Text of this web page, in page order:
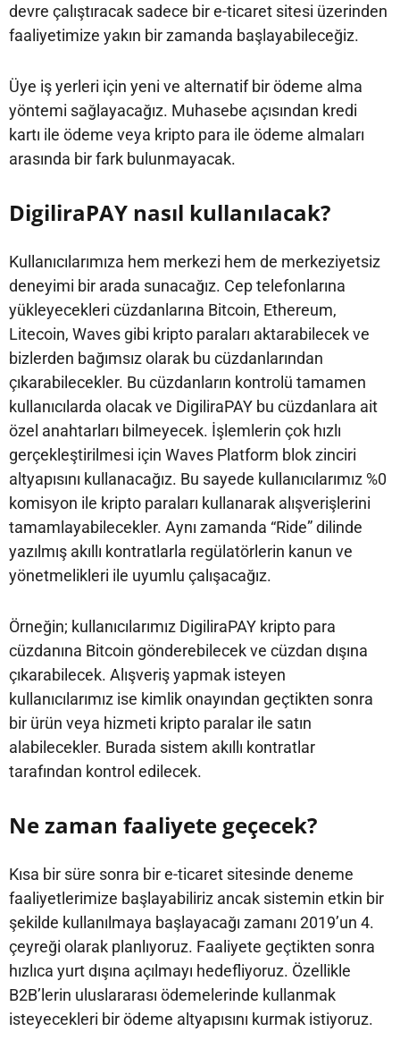
devre çalıştıracak sadece bir e-ticaret sitesi üzerinden
faaliyetimize yakın bir zamanda başlayabileceğiz.
Üye iş yerleri için yeni ve alternatif bir ödeme alma
yöntemi sağlayacağız. Muhasebe açısından kredi
kartı ile ödeme veya kripto para ile ödeme almaları
arasında bir fark bulunmayacak.
DigiliraPAY nasıl kullanılacak?
Kullanıcılarımıza hem merkezi hem de merkeziyetsiz
deneyimi bir arada sunacağız. Cep telefonlarına
yükleyecekleri cüzdanlarına Bitcoin, Ethereum,
Litecoin, Waves gibi kripto paraları aktarabilecek ve
bizlerden bağımsız olarak bu cüzdanlarından
çıkarabilecekler. Bu cüzdanların kontrolü tamamen
kullanıcılarda olacak ve DigiliraPAY bu cüzdanlara ait
özel anahtarları bilmeyecek. İşlemlerin çok hızlı
gerçekleştirilmesi için Waves Platform blok zinciri
altyapısını kullanacağız. Bu sayede kullanıcılarımız %0
komisyon ile kripto paraları kullanarak alışverişlerini
tamamlayabilecekler. Aynı zamanda “Ride” dilinde
yazılmış akıllı kontratlarla regülatörlerin kanun ve
yönetmelikleri ile uyumlu çalışacağız.
Örneğin; kullanıcılarımız DigiliraPAY kripto para
cüzdanına Bitcoin gönderebilecek ve cüzdan dışına
çıkarabilecek. Alışveriş yapmak isteyen
kullanıcılarımız ise kimlik onayından geçtikten sonra
bir ürün veya hizmeti kripto paralar ile satın
alabilecekler. Burada sistem akıllı kontratlar
tarafından kontrol edilecek.
Ne zaman faaliyete geçecek?
Kısa bir süre sonra bir e-ticaret sitesinde deneme
faaliyetlerimize başlayabiliriz ancak sistemin etkin bir
şekilde kullanılmaya başlayacağı zamanı 2019’un 4.
çeyreği olarak planlıyoruz. Faaliyete geçtikten sonra
hızlıca yurt dışına açılmayı hedefliyoruz. Özellikle
B2B’lerin uluslararası ödemelerinde kullanmak
isteyecekleri bir ödeme altyapısını kurmak istiyoruz.